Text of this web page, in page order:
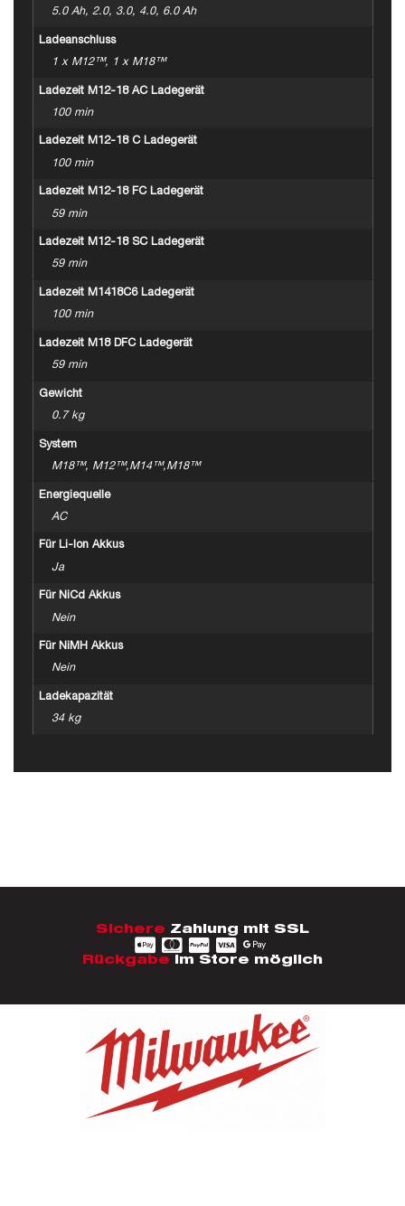
5.0 Ah, 2.0, 3.0, 4.0, 6.0 Ah
Ladeanschluss
1 x M12™, 1 x M18™
Ladezeit M12-18 AC Ladegerät
100 min
Ladezeit M12-18 C Ladegerät
100 min
Ladezeit M12-18 FC Ladegerät
59 min
Ladezeit M12-18 SC Ladegerät
59 min
Ladezeit M1418C6 Ladegerät
100 min
Ladezeit M18 DFC Ladegerät
59 min
Gewicht
0.7 kg
System
M18™, M12™,M14™,M18™
Energiequelle
AC
Für Li-Ion Akkus
Ja
Für NiCd Akkus
Nein
Für NiMH Akkus
Nein
Ladekapazität
34 kg
Sichere Zahlung mit SSL
Rückgabe im Store möglich